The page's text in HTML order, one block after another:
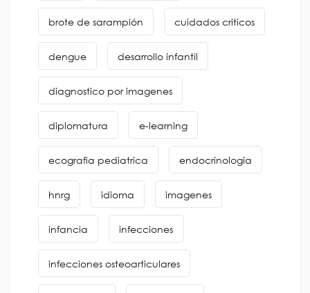
brote de sarampión cuidados criticos
dengue desarrollo infantil
diagnostico por imagenes
diplomatura e-learning
ecografia pediatrica endocrinologia
hnrg idioma imagenes
infancia infecciones
infecciones osteoarticulares